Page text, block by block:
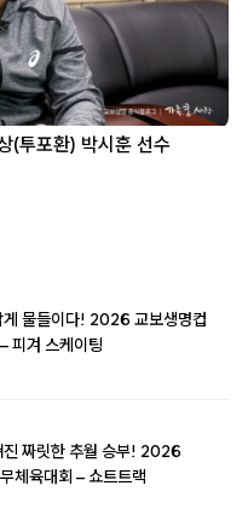
(투포환) 박시훈 선수
게 물들이다! 2026 교보생명컵
피겨 스케이팅
진 짜릿한 추월 승부! 2026
체육대회 – 쇼트트랙